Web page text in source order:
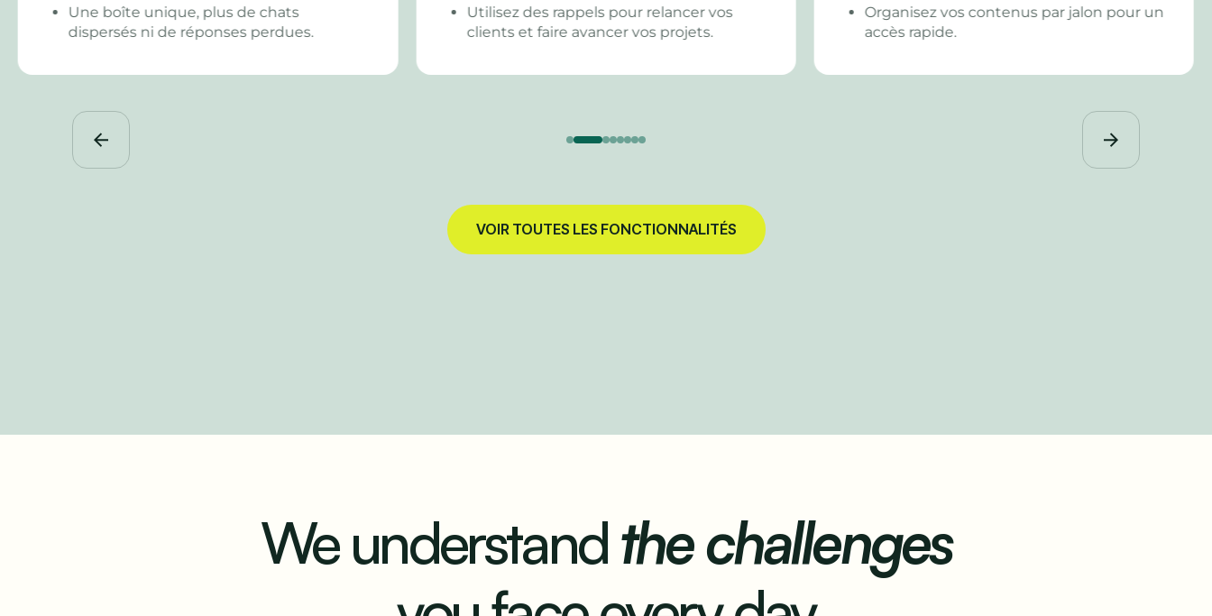
Utilisez des rappels pour relancer vos
clients et faire avancer vos projets.
Organisez vos contenus par jalon pour un
accès rapide.
Obtenez une vue claire de ce qui est fait -
et de ce qu'il reste à faire.
VOIR TOUTES LES FONCTIONNALITÉS
We understandthe challenges